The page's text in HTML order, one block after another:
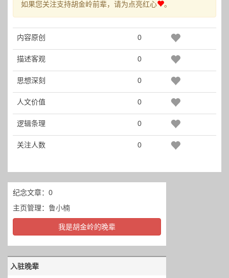
如果您关注支持胡金岭前辈，请为点亮红心 。
内容原创 0
描述客观 0
思想深刻 0
人文价值 0
逻辑条理 0
关注人数 0
纪念文章：0
主页管理： 鲁小楠
我是胡金岭的晚辈
入驻晚辈